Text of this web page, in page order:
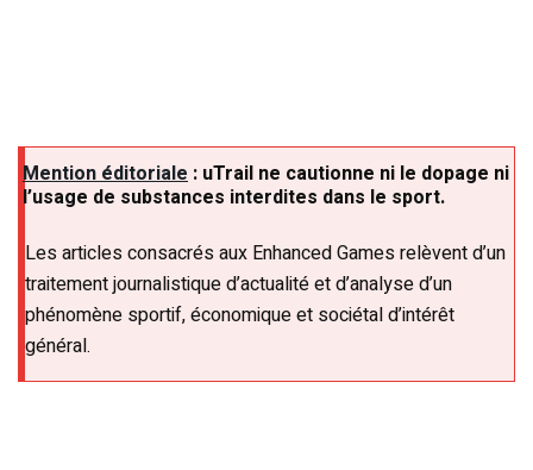
Mention éditoriale : uTrail ne cautionne ni le dopage ni
l’usage de substances interdites dans le sport.
Les articles consacrés aux Enhanced Games relèvent d’un
traitement journalistique d’actualité et d’analyse d’un
phénomène sportif, économique et sociétal d’intérêt
général.